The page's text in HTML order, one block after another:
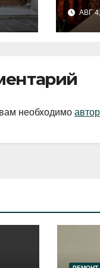
АВГ
необходимо